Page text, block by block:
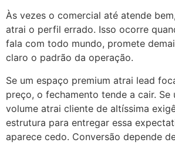
Às vezes o comercial até atende
atrai o perfil errado. Isso ocorre
fala com todo mundo, promete
claro o padrão da operação.
Se um espaço premium atrai lead
preço, o fechamento tende a cair.
volume atrai cliente de altíssima
estrutura para entregar essa
aparece cedo. Conversão depende